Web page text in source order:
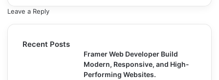
Leave a Reply
Recent Posts
Framer Web Developer Build
Modern, Responsive, and High-
Performing Websites.